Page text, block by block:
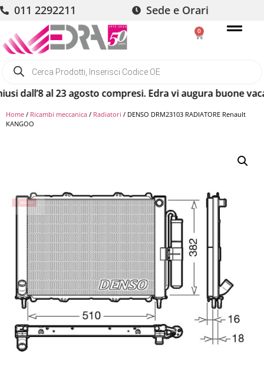
011 2292211 Sede e Orari
0
dall’8 al 23 agosto compresi. Edra vi augura buone
Home / Ricambi meccanica / Radiatori / DENSO DRM23103 RADIATORE Renault
KANGOO